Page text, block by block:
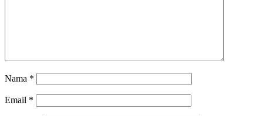
Nama *
Email *